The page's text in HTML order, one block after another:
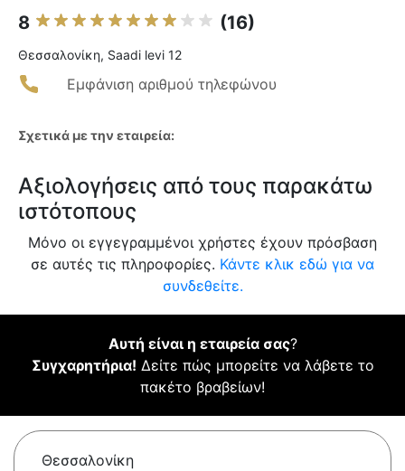
8 (16)
Θεσσαλονίκη, Saadi levi 12
Εμφάνιση αριθμού τηλεφώνου
Σχετικά με την εταιρεία:
Αξιολογήσεις από τους παρακάτω
ιστότοπους
Μόνο οι εγγεγραμμένοι χρήστες έχουν πρόσβαση
σε αυτές τις πληροφορίες. Κάντε κλικ εδώ για να
συνδεθείτε.
Αυτή είναι η εταιρεία σας?
Συγχαρητήρια! Δείτε πώς μπορείτε να λάβετε το
πακέτο βραβείων!
Θεσσαλονίκη